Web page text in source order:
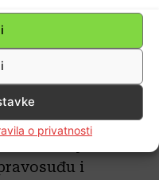
o privatnosti
nedavno je
bi saborsko
istragu koju
i